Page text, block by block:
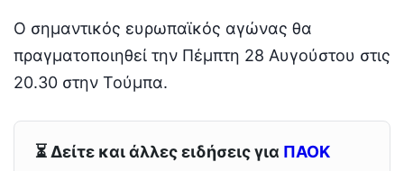
Ο σημαντικός ευρωπαϊκός αγώνας θα
πραγματοποιηθεί την Πέμπτη 28 Αυγούστου στις
20.30 στην Τούμπα.
⏳ Δείτε και άλλες ειδήσεις για ΠΑΟΚ